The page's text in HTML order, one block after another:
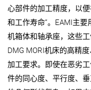
心部件的加工精度，以
和工作寿命”。EAMI主
机箱体和轴承座，这些
DMG MORI机床的高精
加工要求。即使在恶劣
件的同心度、平行度、